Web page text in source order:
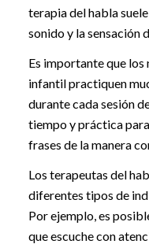
terapia del habla
sonido y la sensación
Es importante que los
infantil practiquen
durante cada sesión
tiempo y práctica
frases de la manera
Los terapeutas del
diferentes tipos de
Por ejemplo, es
que escuche con